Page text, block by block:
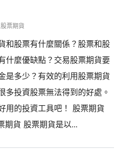
股票期貨
和股票有什麼關係？股票和股
什麼優缺點？交易股票期貨要
是多少？有效的利用股票期貨
多投資股票無法得到的好處。
用的投資工具吧！ 股票期貨
期貨 股票期貨是以...